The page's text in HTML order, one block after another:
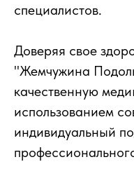
специалистов.
Доверяя свое
"Жемчужина
качественную
использованием
индивидуальный